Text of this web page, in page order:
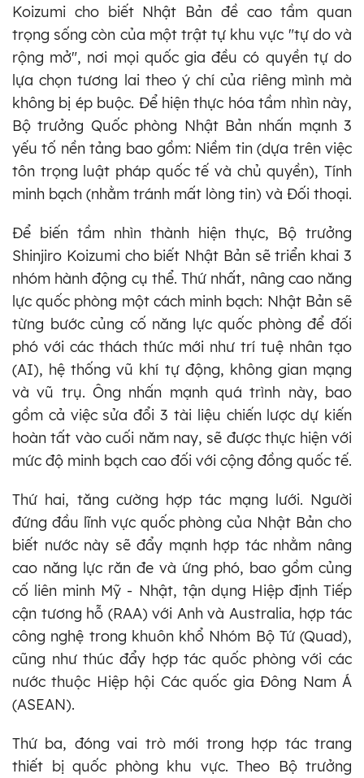
Koizumi cho biết Nhật Bản đề cao tầm quan
trọng sống còn của một trật tự khu vực "tự do và
rộng mở", nơi mọi quốc gia đều có quyền tự do
lựa chọn tương lai theo ý chí của riêng mình mà
không bị ép buộc. Để hiện thực hóa tầm nhìn này,
Bộ trưởng Quốc phòng Nhật Bản nhấn mạnh 3
yếu tố nền tảng bao gồm: Niềm tin (dựa trên việc
tôn trọng luật pháp quốc tế và chủ quyền), Tính
minh bạch (nhằm tránh mất lòng tin) và Đối thoại.
Để biến tầm nhìn thành hiện thực, Bộ trưởng
Shinjiro Koizumi cho biết Nhật Bản sẽ triển khai 3
nhóm hành động cụ thể. Thứ nhất, nâng cao năng
lực quốc phòng một cách minh bạch: Nhật Bản sẽ
từng bước củng cố năng lực quốc phòng để đối
phó với các thách thức mới như trí tuệ nhân tạo
(AI), hệ thống vũ khí tự động, không gian mạng
và vũ trụ. Ông nhấn mạnh quá trình này, bao
gồm cả việc sửa đổi 3 tài liệu chiến lược dự kiến
hoàn tất vào cuối năm nay, sẽ được thực hiện với
mức độ minh bạch cao đối với cộng đồng quốc tế.
Thứ hai, tăng cường hợp tác mạng lưới. Người
đứng đầu lĩnh vực quốc phòng của Nhật Bản cho
biết nước này sẽ đẩy mạnh hợp tác nhằm nâng
cao năng lực răn đe và ứng phó, bao gồm củng
cố liên minh Mỹ - Nhật, tận dụng Hiệp định Tiếp
cận tương hỗ (RAA) với Anh và Australia, hợp tác
công nghệ trong khuôn khổ Nhóm Bộ Tứ (Quad),
cũng như thúc đẩy hợp tác quốc phòng với các
nước thuộc Hiệp hội Các quốc gia Đông Nam Á
(ASEAN).
Thứ ba, đóng vai trò mới trong hợp tác trang
thiết bị quốc phòng khu vực. Theo Bộ trưởng